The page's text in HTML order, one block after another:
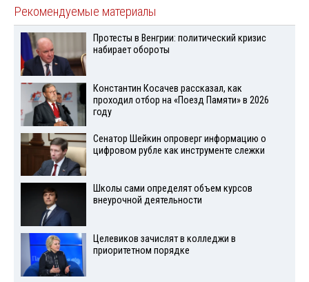
Рекомендуемые материалы
Протесты в Венгрии: политический кризис
набирает обороты
Константин Косачев рассказал, как
проходил отбор на «Поезд Памяти» в 2026
году
Сенатор Шейкин опроверг информацию о
цифровом рубле как инструменте слежки
Школы сами определят объем курсов
внеурочной деятельности
Целевиков зачислят в колледжи в
приоритетном порядке